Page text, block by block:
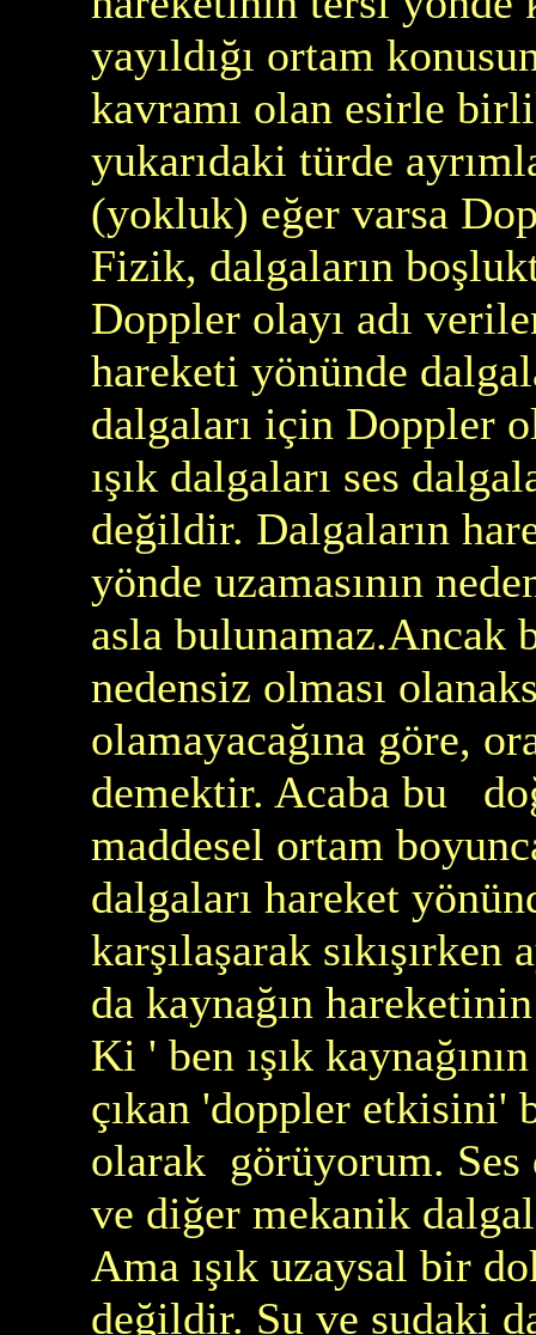
yayıldığı ortam
kavramı olan esirle
yukarıdaki türde
(yokluk) eğer varsa
Fizik, dalgaların
Doppler olayı adı
hareketi yönünde
dalgaları için Doppler
ışık dalgaları ses
değildir. Dalgaların
yönde uzamasının
asla bulunamaz.Ancak
nedensiz olması
olamayacağına göre,
demektir. Acaba bu
maddesel ortam
dalgaları hareket
karşılaşarak
da kaynağın
Ki ' ben ışık
çıkan 'doppler etkisini'
olarak görüyorum. Ses
ve diğer mekanik
Ama ışık uzaysal bir
değildir. Su ve sudaki